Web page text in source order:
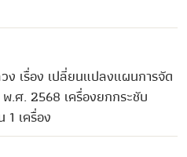
เรื่อง เปลี่ยนแปลงแผนการจัด
.ศ. 2568 เครื่องยกกระชับ
1 เครื่อง